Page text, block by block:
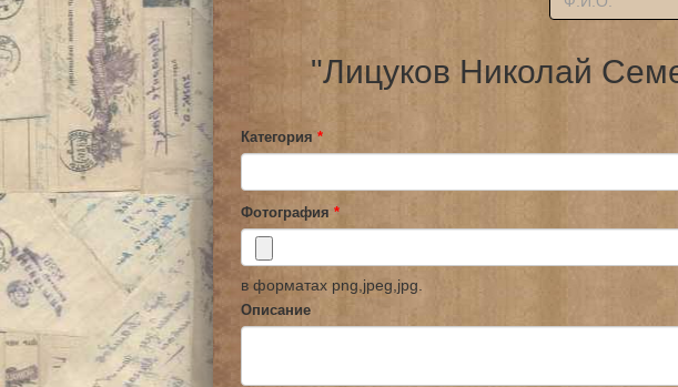
"Лицуков Николай
Категория *
Фотография *
в форматах png,jpeg,jpg.
Описание